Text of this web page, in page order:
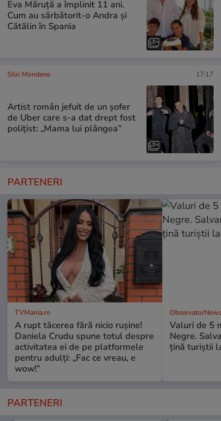
Eva Măruță a împlinit 11 ani.
Cum au sărbătorit-o Andra și
Cătălin în Spania
Stiri Mondene 17:17
Artist român jefuit de un șofer
de Uber care s-a dat drept fost
polițist: „Mama lui plângea”
PARTENERI
TVMania.ro
A rupt tăcerea fără nicio rușine!
Daniela Crudu spune totul despre
activitatea ei de pe platformele
pentru adulți: „Fac ce vreau, e
wow!”
Valuri de 5
Negre.
ţină turiştii
PARTENERI